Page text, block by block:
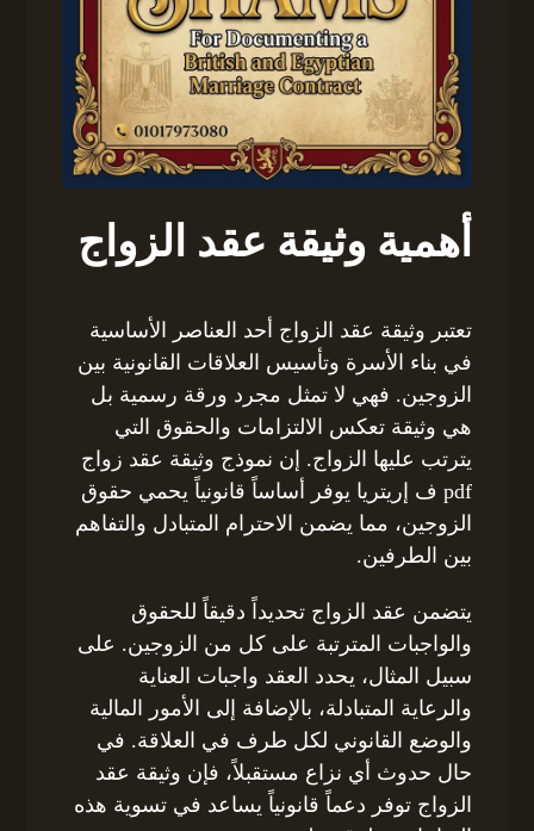
أهمية وثيقة عقد الزواج
تعتبر وثيقة عقد الزواج أحد العناصر الأساسية
في بناء الأسرة وتأسيس العلاقات القانونية بين
الزوجين. فهي لا تمثل مجرد ورقة رسمية بل
هي وثيقة تعكس الالتزامات والحقوق التي
يترتب عليها الزواج. إن نموذج وثيقة عقد زواج
pdf ف إريتريا يوفر أساساً قانونياً يحمي حقوق
الزوجين، مما يضمن الاحترام المتبادل والتفاهم
بين الطرفين.
يتضمن عقد الزواج تحديداً دقيقاً للحقوق
والواجبات المترتبة على كل من الزوجين. على
سبيل المثال، يحدد العقد واجبات العناية
والرعاية المتبادلة، بالإضافة إلى الأمور المالية
والوضع القانوني لكل طرف في العلاقة. في
حال حدوث أي نزاع مستقبلاً، فإن وثيقة عقد
الزواج توفر دعماً قانونياً يساعد في تسوية هذه